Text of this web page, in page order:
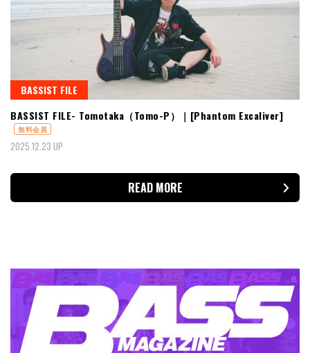
BASSIST FILE
BASSIST FILE- Tomotaka（Tomo-P）｜[Phantom Excaliver]
無料会員
2025.12.23 UP
READ MORE